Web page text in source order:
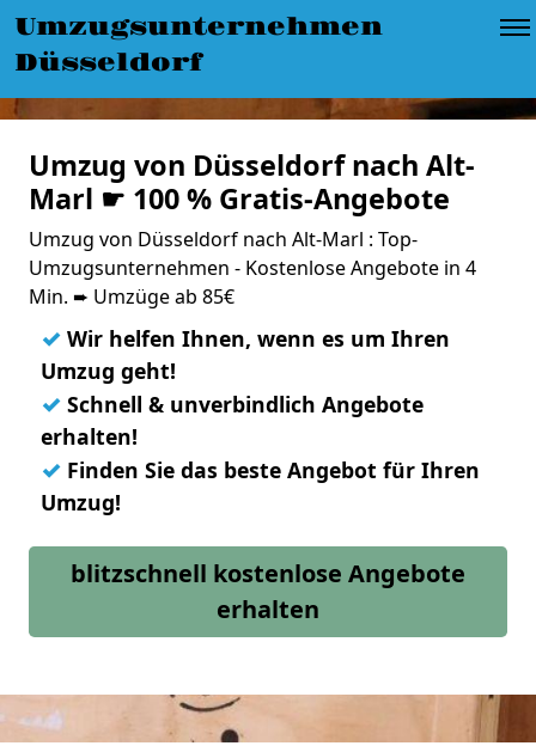
Umzugsunternehmen
Düsseldorf
Umzug von Düsseldorf nach Alt-
Marl ☛ 100 % Gratis-Angebote
Umzug von Düsseldorf nach Alt-Marl : Top-
Umzugsunternehmen - Kostenlose Angebote in 4
Min. ➨ Umzüge ab 85€
✓ Wir helfen Ihnen, wenn es um Ihren
Umzug geht!
✓ Schnell & unverbindlich Angebote
erhalten!
✓ Finden Sie das beste Angebot für Ihren
Umzug!
blitzschnell kostenlose Angebote
erhalten